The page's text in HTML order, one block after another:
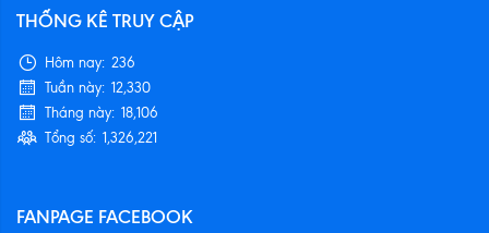
THỐNG KÊ TRUY CẬP
Hôm nay: 236
Tuần này: 12,330
Tháng này: 18,106
Tổng số: 1,326,221
FANPAGE FACEBOOK